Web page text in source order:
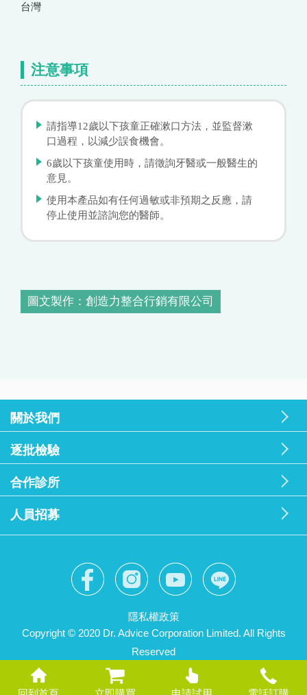
台灣
注意事項
請指導12歲以下孩童正確漱口方法，並監督漱
口過程，以減少誤食機會。
6歲以下孩童使用時，請徵詢牙醫或一般醫生的
意見。
使用本產品如有任何過敏或非預期之反應，請
停止使用並諮詢您的醫師。
圖文製作：創造力整合行銷有限公司
關於我們
逐批檢驗
合作診所
人員招募
隱私權政策
Copyright © 2020 Dr. Advice Corporation Limited. All Rights
Reserved